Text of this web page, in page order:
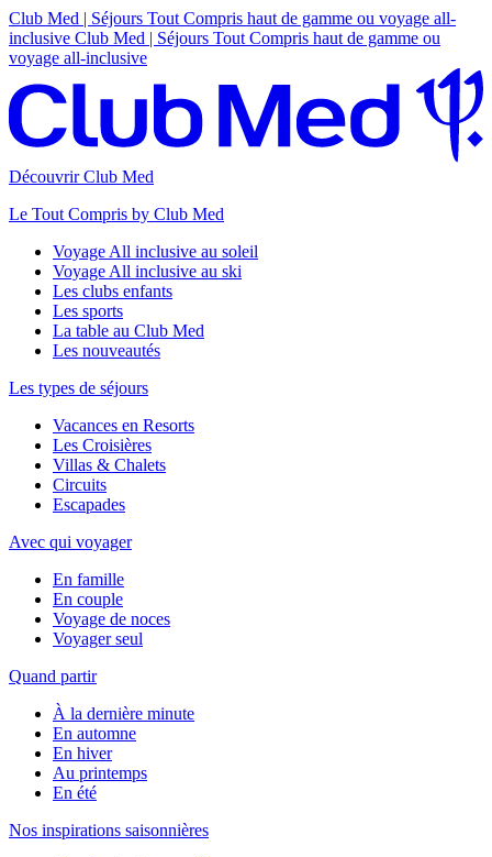
Club Med | Séjours Tout Compris haut de gamme ou voyage all-
inclusive Club Med | Séjours Tout Compris haut de gamme ou
voyage all-inclusive
Découvrir Club Med
Le Tout Compris by Club Med
Voyage All inclusive au soleil
Voyage All inclusive au ski
Les clubs enfants
Les sports
La table au Club Med
Les nouveautés
Les types de séjours
Vacances en Resorts
Les Croisières
Villas & Chalets
Circuits
Escapades
Avec qui voyager
En famille
En couple
Voyage de noces
Voyager seul
Quand partir
À la dernière minute
En automne
En hiver
Au printemps
En été
Nos inspirations saisonnières